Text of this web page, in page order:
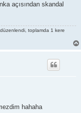
açısından skandal
toplamda 1 kere
hahaha